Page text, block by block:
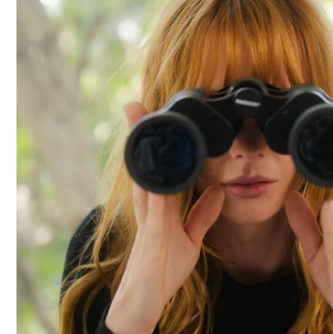
Um inverno de personalidade e
cada criação reflete o jeito Olive
natural, leve e cheio de vida.